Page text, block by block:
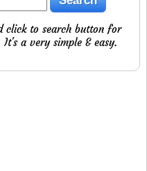
click to search button for
a very simple & easy.